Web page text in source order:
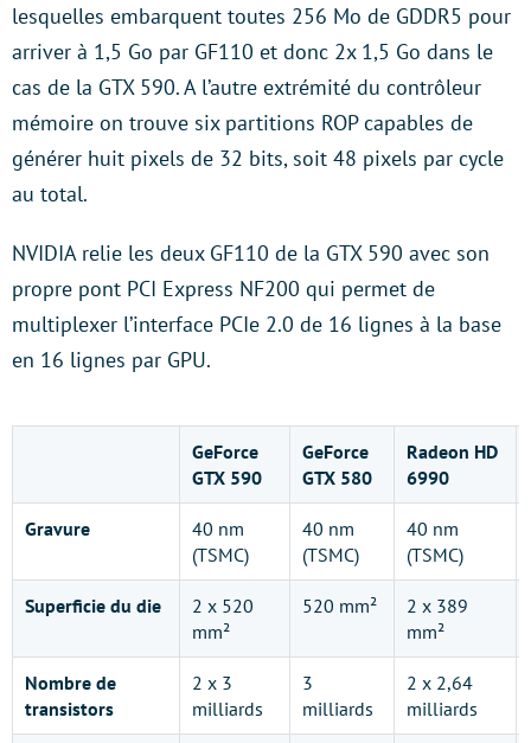
lesquelles embarquent toutes 256 Mo de GDDR5 pour
arriver à 1,5 Go par GF110 et donc 2x 1,5 Go dans le
cas de la GTX 590. A l’autre extrémité du contrôleur
mémoire on trouve six partitions ROP capables de
générer huit pixels de 32 bits, soit 48 pixels par cycle
au total.
NVIDIA relie les deux GF110 de la GTX 590 avec son
propre pont PCI Express NF200 qui permet de
multiplexer l’interface PCIe 2.0 de 16 lignes à la base
en 16 lignes par GPU.
GeForce
GTX 590
GeForce
GTX 580
Radeon HD
6990
Gravure
40 nm
(TSMC)
40 nm
(TSMC)
40 nm
(TSMC)
Superficie du die
2 x 520
mm²
520 mm²
2 x 389
mm²
Nombre de
transistors
2 x 3
milliards
3
milliards
2 x 2,64
milliards